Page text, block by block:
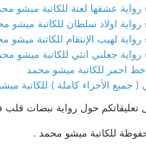
عشقها لعنة للكاتبة ميشو
اولاد سلطان للكاتبة ميشو
لهيب الإنتقام للكاتبة ميشو
جعلني انثي للكاتبة ميشو
خط احمر للكاتبة ميشو محمد
جميع الأجزاء كاملة ) للكاتبة
تعليقاتكم حول رواية نبضات
للكاتبة ميشو محمد .